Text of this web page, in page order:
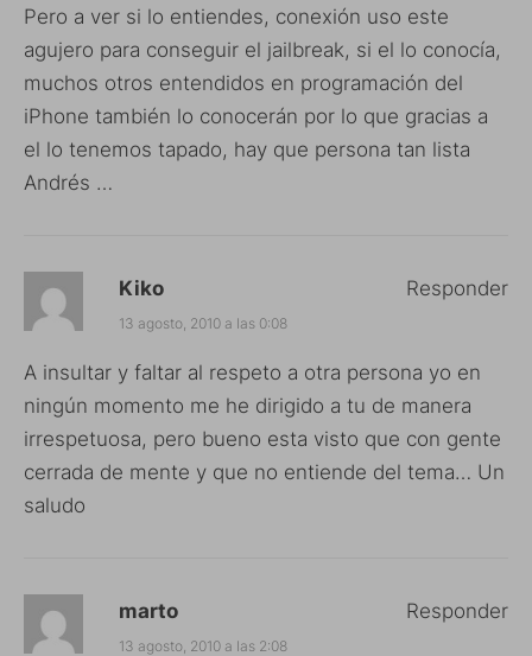
Pero a ver si lo entiendes, conexión uso este
agujero para conseguir el jailbreak, si el lo conocía,
muchos otros entendidos en programación del
iPhone también lo conocerán por lo que gracias a
el lo tenemos tapado, hay que persona tan lista
Andrés …
Kiko
13 agosto, 2010 a las 0:08
A insultar y faltar al respeto a otra persona yo en
ningún momento me he dirigido a tu de manera
irrespetuosa, pero bueno esta visto que con gente
cerrada de mente y que no entiende del tema… Un
saludo
Responder
marto
13 agosto, 2010 a las 2:08
Responder